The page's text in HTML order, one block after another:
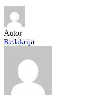
Autor
Redakcija